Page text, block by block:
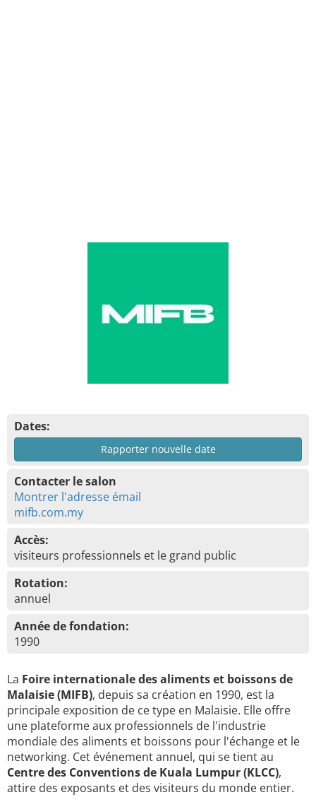
Dates:
Rapporter nouvelle date
Contacter le salon
Montrer l'adresse émail
mifb.com.my
Accès:
visiteurs professionnels et le grand public
Rotation:
annuel
Année de fondation:
1990
La Foire internationale des aliments et boissons de
Malaisie (MIFB), depuis sa création en 1990, est la
principale exposition de ce type en Malaisie. Elle offre
une plateforme aux professionnels de l'industrie
mondiale des aliments et boissons pour l'échange et le
networking. Cet événement annuel, qui se tient au
Centre des Conventions de Kuala Lumpur (KLCC),
attire des exposants et des visiteurs du monde entier.